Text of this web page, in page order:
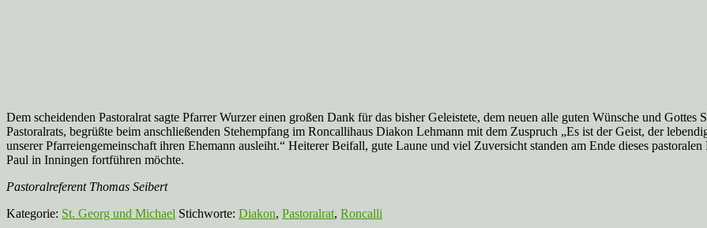
Dem scheidenden Pastoralrat sagte Pfarrer Wurzer einen großen Dank für das bisher Geleistete, dem neuen alle guten Wünsche und
Pastoralrats, begrüßte beim anschließenden Stehempfang im Roncallihaus Diakon Lehmann mit dem Zuspruch „Es ist der Geist, der
unserer Pfarreiengemeinschaft ihren Ehemann ausleiht.“ Heiterer Beifall, gute Laune und viel Zuversicht standen am Ende dieses
Paul in Inningen fortführen möchte.
Pastoralreferent Thomas Seibert
Kategorie: St. Georg und Michael Stichworte: Diakon, Pastoralrat, Roncalli